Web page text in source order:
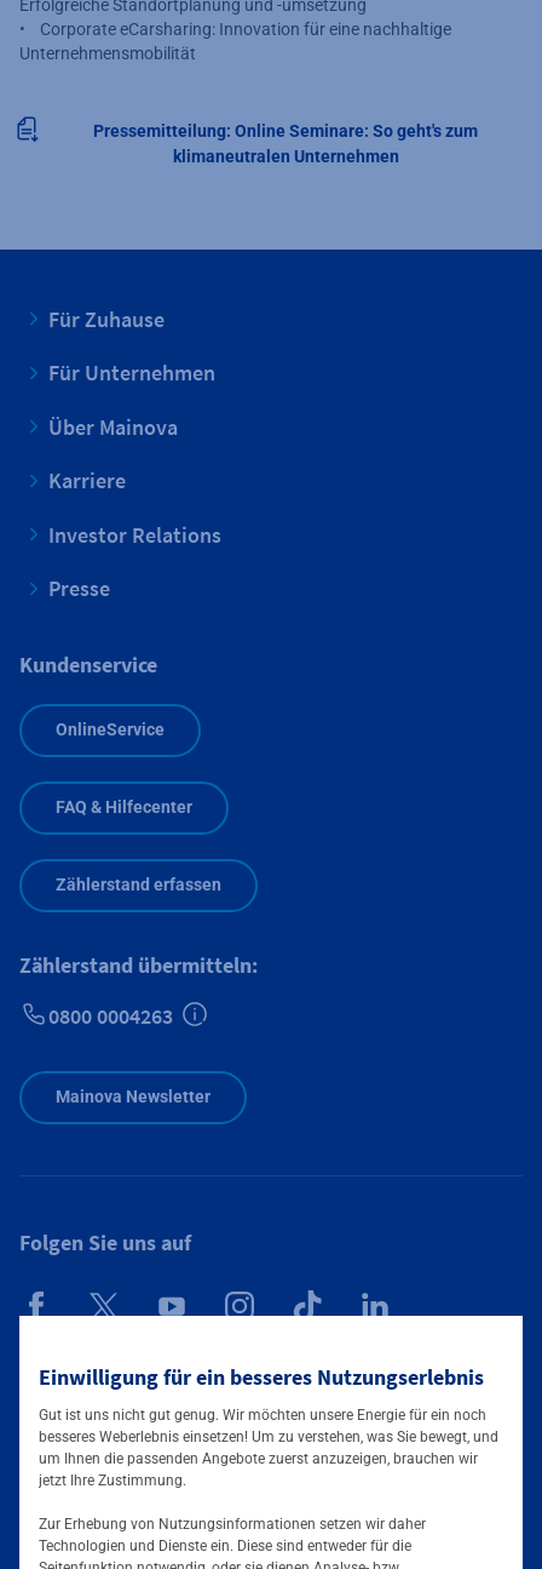
Einwilligung für ein besseres Nutzungserlebnis
Gut ist uns nicht gut genug. Wir möchten unsere Energie für ein noch
besseres Weberlebnis einsetzen! Um zu verstehen, was Sie bewegt, und
um Ihnen die passenden Angebote zuerst anzuzeigen, brauchen wir
jetzt Ihre Zustimmung.
Zur Erhebung von Nutzungsinformationen setzen wir daher
Technologien und Dienste ein. Diese sind entweder für die
Erfolgreiche Standortplanung und -umsetzung
• Corporate eCarsharing: Innovation für eine nachhaltige
Unternehmensmobilität
Pressemitteilung: Online Seminare: So geht's zum
klimaneutralen Unternehmen
Für Zuhause
Für Unternehmen
Über Mainova
Karriere
Investor Relations
Presse
Kundenservice
OnlineService
FAQ & Hilfecenter
Zählerstand erfassen
Zählerstand übermitteln:
0800 0004263
Mainova Newsletter
Folgen Sie uns auf
Mainova App